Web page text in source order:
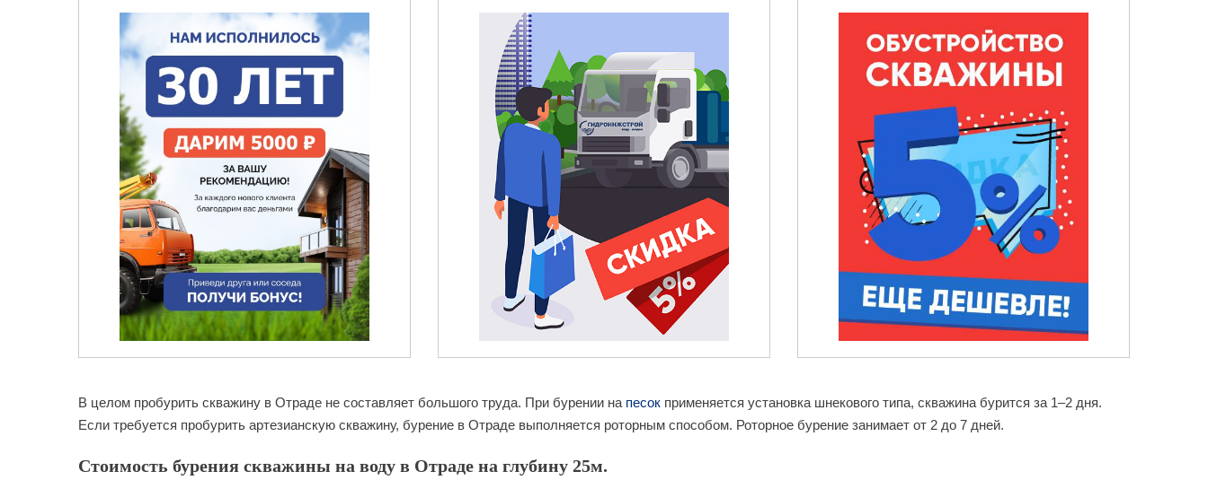
В целом пробурить скважину в Отраде не составляет большого труда. При бурении на песок применяется установка шнекового типа, скважина бурится за 1–2 дня.
Если требуется пробурить артезианскую скважину, бурение в Отраде выполняется роторным способом. Роторное бурение занимает от 2 до 7 дней.
Стоимость бурения скважины на воду в Отраде на глубину 25м.